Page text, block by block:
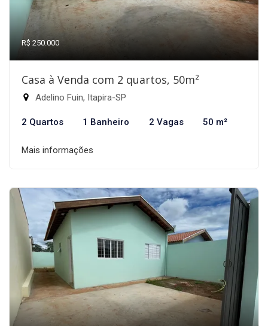
R$ 250.000
Casa à Venda com 2 quartos, 50m²
Adelino Fuin, Itapira-SP
2 Quartos 1 Banheiro 2 Vagas 50 m²
Mais informações